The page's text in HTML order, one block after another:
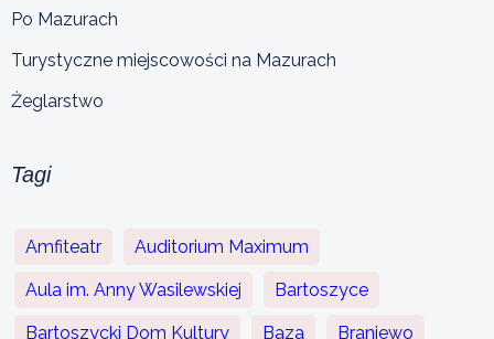
Po Mazurach
Turystyczne miejscowości na Mazurach
Żeglarstwo
Tagi
Amfiteatr Auditorium Maximum
Aula im. Anny Wasilewskiej Bartoszyce
Bartoszycki Dom Kultury Baza Braniewo